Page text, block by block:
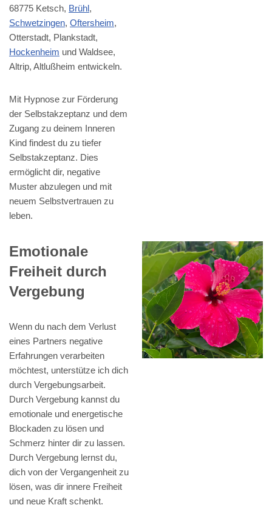
68775 Ketsch, Brühl,
Schwetzingen, Oftersheim,
Otterstadt, Plankstadt,
Hockenheim und Waldsee,
Altrip, Altlußheim entwickeln.
Mit Hypnose zur Förderung
der Selbstakzeptanz und dem
Zugang zu deinem Inneren
Kind findest du zu tiefer
Selbstakzeptanz. Dies
ermöglicht dir, negative
Muster abzulegen und mit
neuem Selbstvertrauen zu
leben.
Emotionale
Freiheit durch
Vergebung
Wenn du nach dem Verlust
eines Partners negative
Erfahrungen verarbeiten
möchtest, unterstütze ich dich
durch Vergebungsarbeit.
Durch Vergebung kannst du
emotionale und energetische
Blockaden zu lösen und
Schmerz hinter dir zu lassen.
Durch Vergebung lernst du,
dich von der Vergangenheit zu
lösen, was dir innere Freiheit
und neue Kraft schenkt.